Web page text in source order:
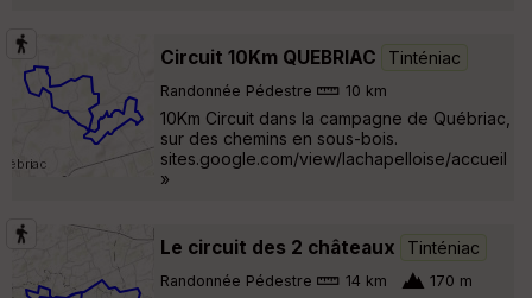
Circuit 10Km QUEBRIAC Tinténiac
Randonnée Pédestre 10 km
10Km Circuit dans la campagne de Québriac,
sur des chemins en sous-bois.
sites.google.com/view/lachapelloise/accueil
»
Le circuit des 2 châteaux Tinténiac
Randonnée Pédestre 14 km 170 m